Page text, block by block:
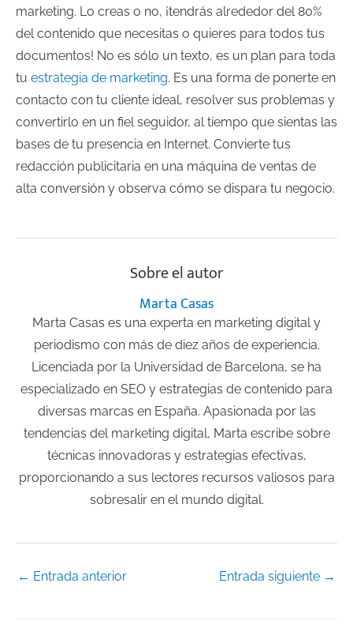
marketing. Lo creas o no, ¡tendrás alrededor del 80%
del contenido que necesitas o quieres para todos tus
documentos! No es sólo un texto, es un plan para toda
tu estrategia de marketing. Es una forma de ponerte en
contacto con tu cliente ideal, resolver sus problemas y
convertirlo en un fiel seguidor, al tiempo que sientas las
bases de tu presencia en Internet. Convierte tus
redacción publicitaria en una máquina de ventas de
alta conversión y observa cómo se dispara tu negocio.
Sobre el autor
Marta Casas
Marta Casas es una experta en marketing digital y
periodismo con más de diez años de experiencia.
Licenciada por la Universidad de Barcelona, se ha
especializado en SEO y estrategias de contenido para
diversas marcas en España. Apasionada por las
tendencias del marketing digital, Marta escribe sobre
técnicas innovadoras y estrategias efectivas,
proporcionando a sus lectores recursos valiosos para
sobresalir en el mundo digital.
← Entrada anterior Entrada siguiente →